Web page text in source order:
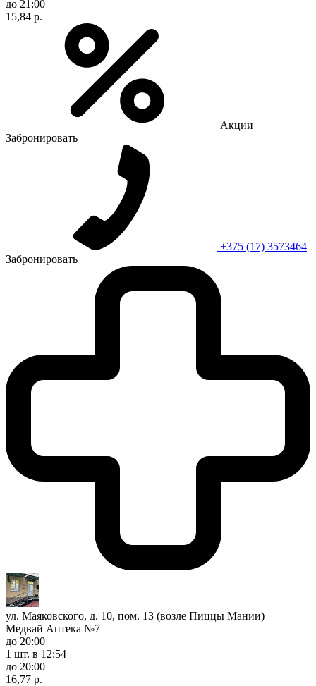
до 21:00
15,84 р.
Акции
Забронировать
+375 (17) 3573464
Забронировать
ул. Маяковского, д. 10, пом. 13 (возле Пиццы Мании)
Медвай Аптека №7
до 20:00
1 шт. в 12:54
до 20:00
16,77 р.